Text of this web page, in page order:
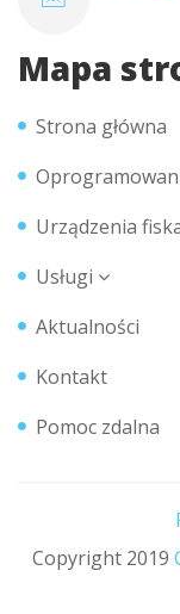
Mapa
Strona główna
Urządzenia
Usługi
Aktualności
Kontakt
Pomoc zdalna
Copyright 2019